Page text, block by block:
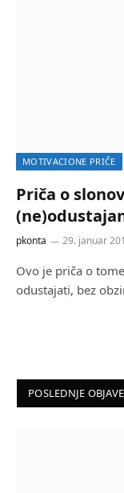
MOTIVACIONE PRIČE
Priča o
pkonta 29. januar
Ovo je priča o
odustajati, bez
POSLEDNJE OBJAVE